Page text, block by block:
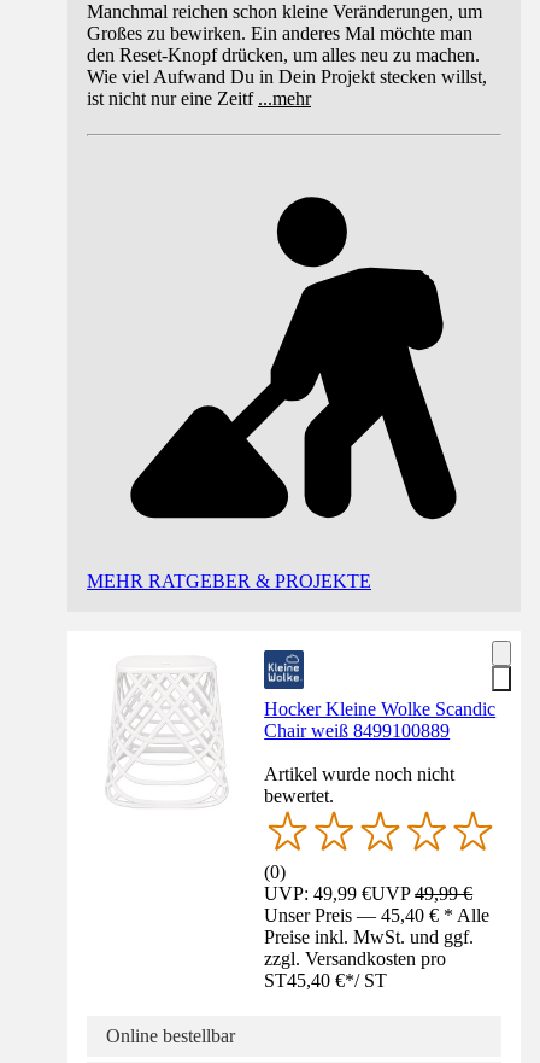
Manchmal reichen schon kleine Veränderungen, um
Großes zu bewirken. Ein anderes Mal möchte man
den Reset-Knopf drücken, um alles neu zu machen.
Wie viel Aufwand Du in Dein Projekt stecken willst,
ist nicht nur eine Zeitf ...mehr
MEHR RATGEBER & PROJEKTE
Hocker Kleine Wolke Scandic
Chair weiß 8499100889
Artikel wurde noch nicht
bewertet.
(0)
UVP: 49,99 €UVP49,99 €
Unser Preis — 45,40 € * Alle
Preise inkl. MwSt. und ggf.
zzgl. Versandkosten pro
ST45,40 €*/ ST
Online bestellbar